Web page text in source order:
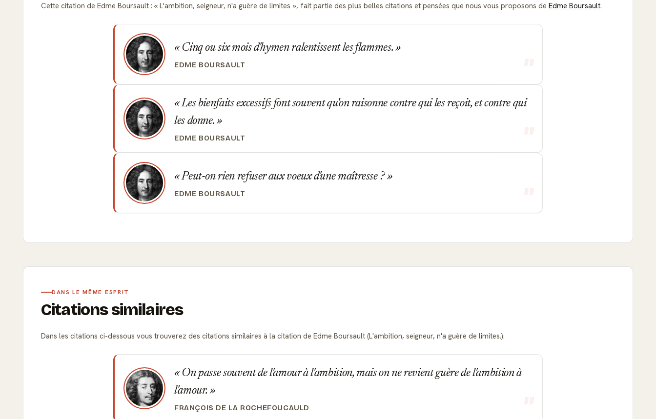
Cette citation de Edme Boursault : L'ambition, seigneur, n'a guère de limites , fait partie des plus belles citations et pensées que nous vous proposons de Edme Boursault.
Cinq ou six mois d'hymen ralentissent les flammes.
EDME BOURSAULT
Les bienfaits excessifs font souvent qu'on raisonne contre qui les reçoit, et contre qui
les donne.
EDME BOURSAULT
Peut-on rien refuser aux voeux d'une maîtresse ?
EDME BOURSAULT
DANS LE MÊME ESPRIT
Citations similaires
Dans les citations ci-dessous vous trouverez des citations similaires à la citation de Edme Boursault (L'ambition, seigneur, n'a guère de limites.).
On passe souvent de l'amour à l'ambition, mais on ne revient guère de l'ambition à
l'amour.
FRANÇOIS DE LA ROCHEFOUCAULD